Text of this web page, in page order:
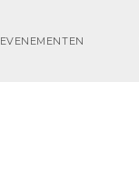
EVENEMENTEN